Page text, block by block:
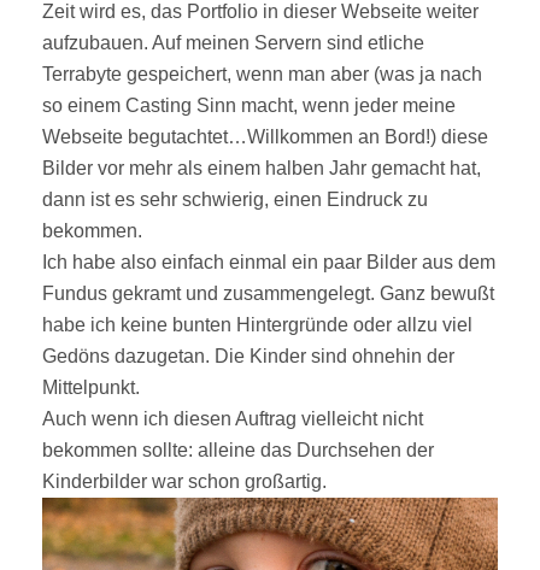
Zeit wird es, das Portfolio in dieser Webseite weiter
aufzubauen. Auf meinen Servern sind etliche
Terrabyte gespeichert, wenn man aber (was ja nach
so einem Casting Sinn macht, wenn jeder meine
Webseite begutachtet…Willkommen an Bord!) diese
Bilder vor mehr als einem halben Jahr gemacht hat,
dann ist es sehr schwierig, einen Eindruck zu
bekommen.
Ich habe also einfach einmal ein paar Bilder aus dem
Fundus gekramt und zusammengelegt. Ganz bewußt
habe ich keine bunten Hintergründe oder allzu viel
Gedöns dazugetan. Die Kinder sind ohnehin der
Mittelpunkt.
Auch wenn ich diesen Auftrag vielleicht nicht
bekommen sollte: alleine das Durchsehen der
Kinderbilder war schon großartig.